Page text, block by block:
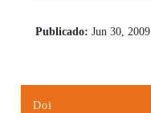
Publicado: Jun 30, 2009
Doi